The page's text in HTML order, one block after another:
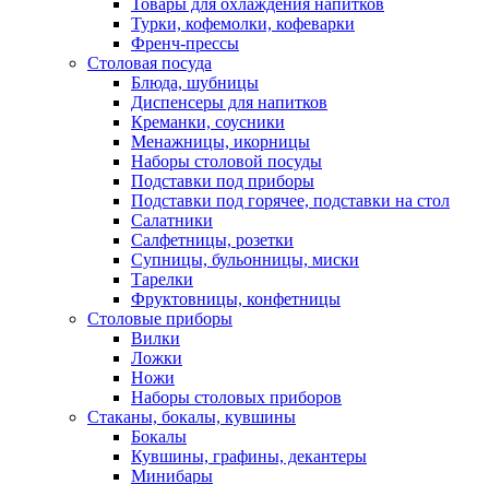
Товары для охлаждения напитков
Турки, кофемолки, кофеварки
Френч-прессы
Столовая посуда
Блюда, шубницы
Диспенсеры для напитков
Креманки, соусники
Менажницы, икорницы
Наборы столовой посуды
Подставки под приборы
Подставки под горячее, подставки на стол
Салатники
Салфетницы, розетки
Супницы, бульонницы, миски
Тарелки
Фруктовницы, конфетницы
Столовые приборы
Вилки
Ложки
Ножи
Наборы столовых приборов
Стаканы, бокалы, кувшины
Бокалы
Кувшины, графины, декантеры
Минибары